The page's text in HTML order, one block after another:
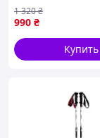
990 ₴
1 320₴
Купить